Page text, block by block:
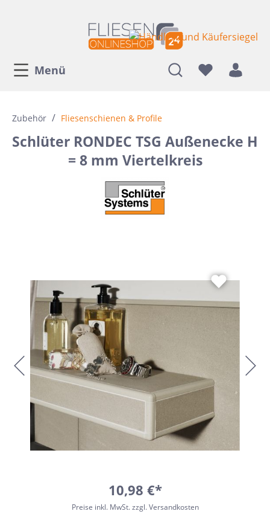
Menü
Zubehör / Fliesenschienen & Profile
Schlüter RONDEC TSG Außenecke H
= 8 mm Viertelkreis
10,98 €*
Preise inkl. MwSt. zzgl. Versandkosten